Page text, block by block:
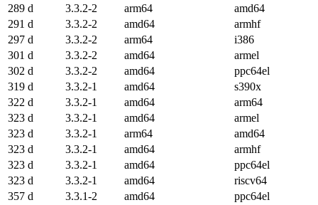
289 d
3.3.2-2 arm64
amd64
291 d
3.3.2-2 amd64
armhf
297 d
3.3.2-2 arm64
i386
301 d
3.3.2-2 amd64
armel
302 d
3.3.2-2 amd64
ppc64el
319 d
3.3.2-1 amd64
s390x
322 d
3.3.2-1 amd64
arm64
323 d
3.3.2-1 amd64
armel
323 d
3.3.2-1 arm64
amd64
323 d
3.3.2-1 amd64
armhf
323 d
3.3.2-1 amd64
ppc64el
323 d
3.3.2-1 amd64
riscv64
357 d
3.3.1-2 amd64
ppc64el